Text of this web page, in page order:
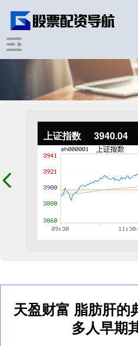
上证指数 3940.04
天盈财富 脂肪肝的
多人早期